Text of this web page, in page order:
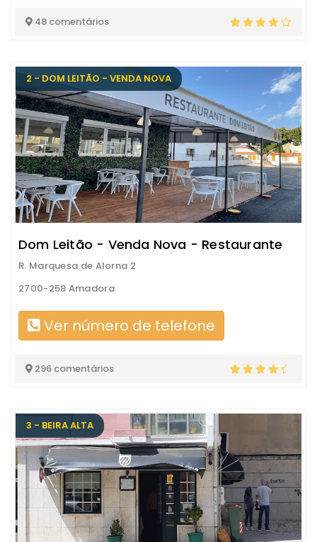
48 comentários
2 - DOM LEITÃO - VENDA NOVA
Dom Leitão - Venda Nova - Restaurante
R. Marquesa de Alorna 2
2700-258 Amadora
Ver número de telefone
296 comentários
3 - BEIRA ALTA